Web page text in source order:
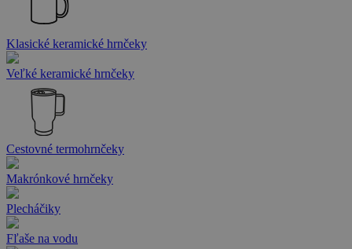
Klasické keramické hrnčeky
Veľké keramické hrnčeky
Cestovné termohrnčeky
Makrónkové hrnčeky
Plecháčiky
Fľaše na vodu